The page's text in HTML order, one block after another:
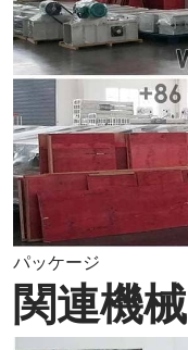
パッケージ
関連機械